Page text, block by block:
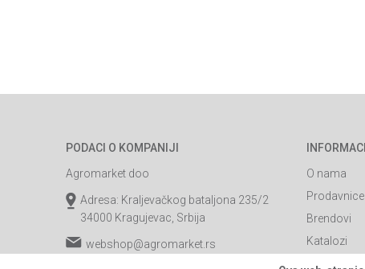
PODACI O KOMPANIJI
Agromarket doo
Adresa: Kraljevačkog bataljona 235/2
34000 Kragujevac, Srbija
webshop@agromarket.rs
O nama
Prodavnice
Brendovi
Katalozi
Saradnja